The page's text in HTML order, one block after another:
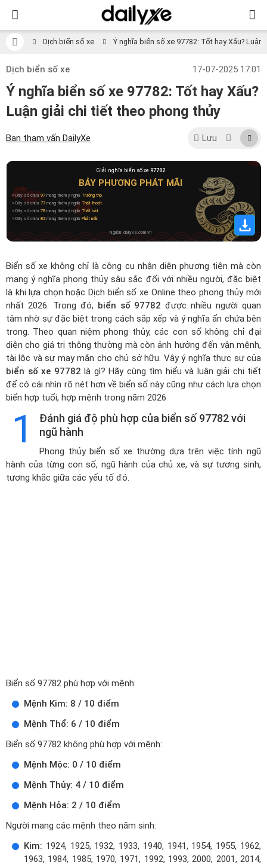
Dịch biển số xe Ý nghĩa biển số xe 97782: Tốt hay Xấu?
Dịch biển số xe 17-07-2025 17:01
Ý nghĩa biển số xe 97782: Tốt hay Xấu?
Luận giải chi tiết theo phong thủy
Ban tham vấn DailyXe Lưu
Giải nghĩa biển số xe 97782
BẢY PHƯƠNG PHÁT MÃI
» Dãy số chứa97 mang thêm ý nghĩa Trường thọ.
» Dãy số chứa 77 mang thêm ý nghĩaThất thoát.
» Dãy số chứa 78 mang thêm ý nghĩaThất bát.
» Dãy số chứa 82 mang thêm ý nghĩa Phát mãi.
Nguồn: dailyxe.com.vn
Biển số xe không chỉ là công cụ nhận diện phương tiện mà còn
mang ý nghĩa phong thủy sâu sắc đối với nhiều người, đặc biệt
là khi lựa chọn hoặcDịch biển số xe Online theo phong thủy mới
nhất 2026. Trong đó, biển số 97782 được nhiều người quan
tâm nhờ sự đặc biệt trong cách sắp xếp và ý nghĩa ẩn chứa bên
trong. Theo quan niệm phong thủy, các con số không chỉ đại
diện cho giá trị thông thường mà còn ảnh hưởng đến vận mệnh,
tài lộc và sự may mắn cho chủ sở hữu. Vậy ý nghĩa thực sự của
biển số xe 97782 là gì? Hãy cùng tìm hiểu và luận giải chi tiết
để có cái nhìn rõ nét hơn về biển số này cũng như cách lựa chọn
biển hợp tuổi, hợp mệnh trong năm 2026
1
Đánh giá độ phù hợp của biển số 97782 với
ngũ hành
Phong thủy biển số xe thường dựa trên việc tính ngũ
hành của từng con số, ngũ hành của chủ xe, và sự tương sinh,
tương khắc giữa các yếu tố đó.
Biển số 97782 phù hợp với mệnh:
Mệnh Kim: 8 / 10 điểm
Mệnh Thổ: 6 / 10 điểm
Biển số 97782 không phù hợp với mệnh:
Mệnh Mộc: 0 / 10 điểm
Mệnh Thủy: 4 / 10 điểm
Mệnh Hỏa: 2 / 10 điểm
Người mang các mệnh theo năm sinh:
Kim: 1924, 1925, 1932, 1933, 1940, 1941, 1954, 1955, 1962,
1963, 1984, 1985, 1970, 1971, 1992, 1993, 2000, 2001, 2014,